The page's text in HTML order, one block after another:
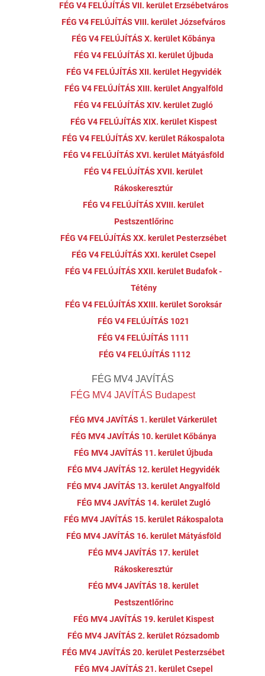
FÉG V4 FELÚJÍTÁS VII. kerület Erzsébetváros
FÉG V4 FELÚJÍTÁS VIII. kerület Józsefváros
FÉG V4 FELÚJÍTÁS X. kerület Kőbánya
FÉG V4 FELÚJÍTÁS XI. kerület Újbuda
FÉG V4 FELÚJÍTÁS XII. kerület Hegyvidék
FÉG V4 FELÚJÍTÁS XIII. kerület Angyalföld
FÉG V4 FELÚJÍTÁS XIV. kerület Zugló
FÉG V4 FELÚJÍTÁS XIX. kerület Kispest
FÉG V4 FELÚJÍTÁS XV. kerület Rákospalota
FÉG V4 FELÚJÍTÁS XVI. kerület Mátyásföld
FÉG V4 FELÚJÍTÁS XVII. kerület
Rákoskeresztúr
FÉG V4 FELÚJÍTÁS XVIII. kerület
Pestszentlőrinc
FÉG V4 FELÚJÍTÁS XX. kerület Pesterzsébet
FÉG V4 FELÚJÍTÁS XXI. kerület Csepel
FÉG V4 FELÚJÍTÁS XXII. kerület Budafok -
Tétény
FÉG V4 FELÚJÍTÁS XXIII. kerület Soroksár
FÉG V4 FELÚJÍTÁS 1021
FÉG V4 FELÚJÍTÁS 1111
FÉG V4 FELÚJÍTÁS 1112
FÉG MV4 JAVÍTÁS
FÉG MV4 JAVÍTÁS Budapest
FÉG MV4 JAVÍTÁS 1. kerület Várkerület
FÉG MV4 JAVÍTÁS 10. kerület Kőbánya
FÉG MV4 JAVÍTÁS 11. kerület Újbuda
FÉG MV4 JAVÍTÁS 12. kerület Hegyvidék
FÉG MV4 JAVÍTÁS 13. kerület Angyalföld
FÉG MV4 JAVÍTÁS 14. kerület Zugló
FÉG MV4 JAVÍTÁS 15. kerület Rákospalota
FÉG MV4 JAVÍTÁS 16. kerület Mátyásföld
FÉG MV4 JAVÍTÁS 17. kerület
Rákoskeresztúr
FÉG MV4 JAVÍTÁS 18. kerület
Pestszentlőrinc
FÉG MV4 JAVÍTÁS 19. kerület Kispest
FÉG MV4 JAVÍTÁS 2. kerület Rózsadomb
FÉG MV4 JAVÍTÁS 20. kerület Pesterzsébet
FÉG MV4 JAVÍTÁS 21. kerület Csepel